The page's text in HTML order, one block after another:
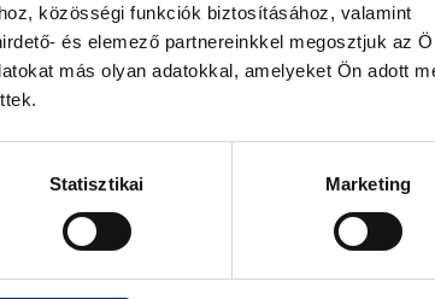
közösségi funkciók biztosításához, valamint
és elemező partnereinkkel megosztjuk az
más olyan adatokkal, amelyeket Ön adott
Statisztikai Marketing
Nielsen
két góllal
A bajnoki és
Veszprém
aratott az
csütörtökön,
felkészülési
Pascual
találkozó nagy